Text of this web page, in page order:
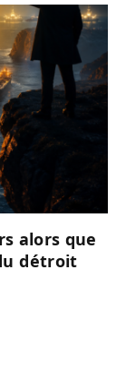
alors que
détroit